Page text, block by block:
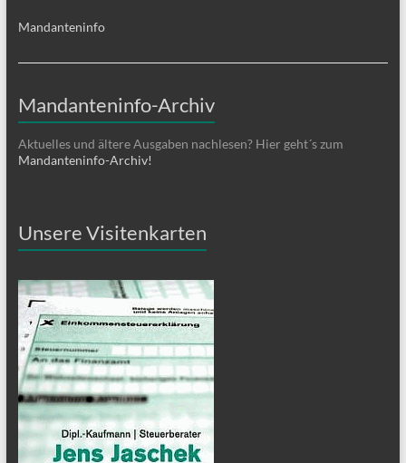
Mandanteninfo
Mandanteninfo-Archiv
Aktuelles und ältere Ausgaben nachlesen? Hier geht´s zum
Mandanteninfo-Archiv!
Unsere Visitenkarten